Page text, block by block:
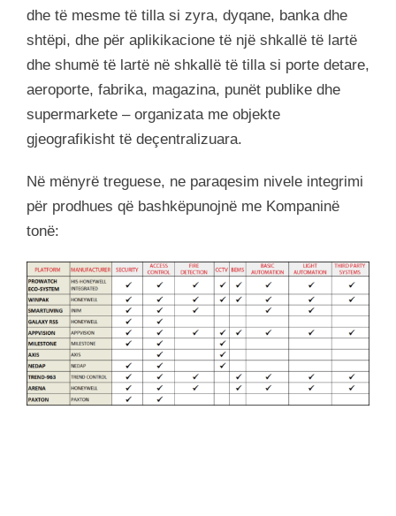
dhe të mesme të tilla si zyra, dyqane, banka dhe
shtëpi, dhe për aplikikacione të një shkallë të lartë
dhe shumë të lartë në shkallë të tilla si porte detare,
aeroporte, fabrika, magazina, punët publike dhe
supermarkete – organizata me objekte
gjeografikisht të deçentralizuara.
Në mënyrë treguese, ne paraqesim nivele integrimi
për prodhues që bashkëpunojnë me Kompaninë
tonë: